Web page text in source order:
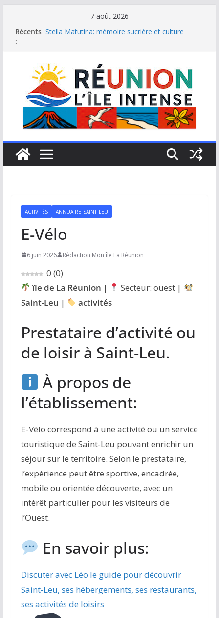
contenu
7 août 2026
Récents
:
Stella Matutina: mémoire sucrière et culture
Une journée de détente à l’Hôtel Iloha à Saint Leu
Le samoussa de La Réunion, emblème de l’île
intense
Le Musée du sel de Saint Leu: site culturel à
découvrir
ACTIVITÉS ANNUAIRE_SAINT_LEU
E-Vélo
6 juin 2026 Rédaction Mon île La Réunion
0 (0)
île de La Réunion |
Secteur: ouest |
Saint-Leu | activités
Prestataire d’activité ou
de loisir à Saint-Leu.
À propos de
l’établissement:
E-Vélo correspond à une activité ou un service
touristique de Saint-Leu pouvant enrichir un
séjour sur le territoire. Selon le prestataire,
l’expérience peut être sportive, encadrée,
mobile ou orientée découverte, avec un
intérêt particulier pour les visiteurs de
l’Ouest.
En savoir plus:
Discuter avec Léo le guide pour découvrir
Saint-Leu, ses hébergements, ses restaurants,
ses activités de loisirs